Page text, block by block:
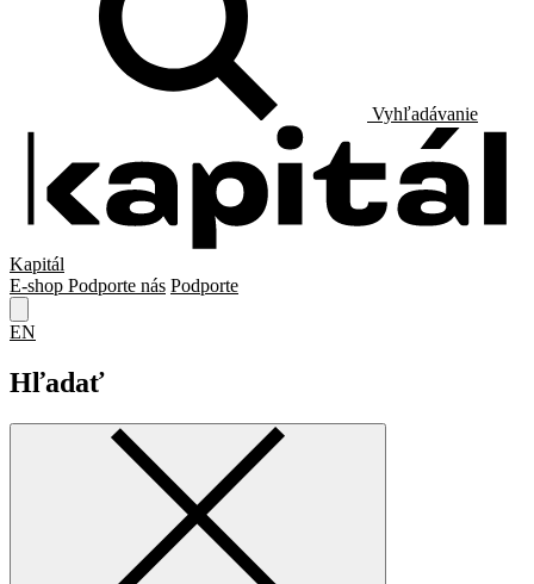
Vyhľadávanie
Kapitál
E-shop Podporte nás Podporte
EN
Hľadať